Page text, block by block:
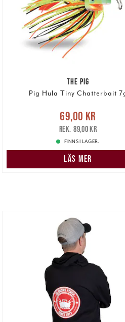
THE PIG
Pig Hula Tiny Chatterbait
Nuvarande pris :69,00 kr
pris: 89,00 kr
69,00 kr
89,00 kr
FINNS I LAGER.
LÄS MER